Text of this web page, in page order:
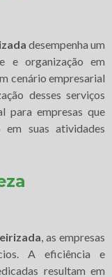
desempenha um
e organização em
cenário empresarial
desses serviços
para empresas que
suas atividades
, as empresas
A eficiência e
resultam em